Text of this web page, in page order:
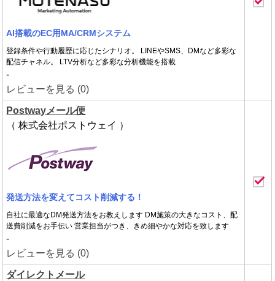
AI搭載のEC用MA/CRMシステム
登録条件や行動履歴に応じたシナリオ。 LINEやSMS、DMなど多彩な
配信チャネル。 LTV分析など多彩な分析機能を搭載
-
レビューを見る (0)
Postwayメール便
（ 株式会社ポストウェイ ）
発送方法を変えてコスト削減する！
自社に最適なDM発送方法をお教えします DM施策の大きなコスト、配
送費削減をお手伝い 営業担当がつき、きめ細やかな対応を致します
-
レビューを見る (0)
ダイレクトメール